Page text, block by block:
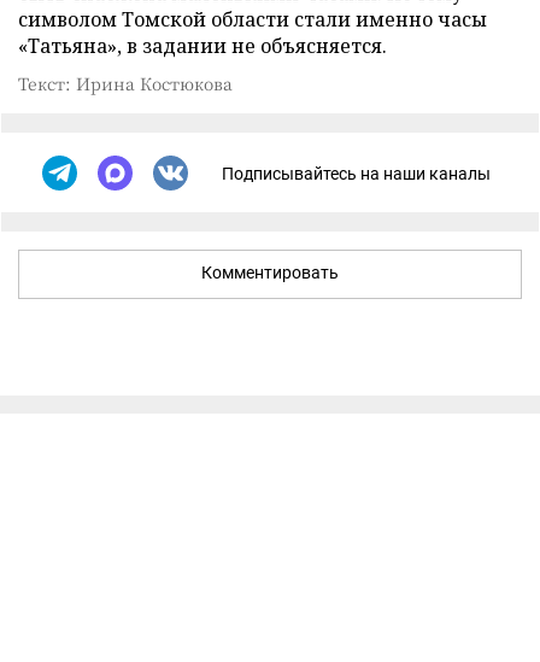
символом Томской области стали именно часы
«Татьяна», в задании не объясняется.
Текст: Ирина Костюкова
Подписывайтесь на наши каналы
Комментировать